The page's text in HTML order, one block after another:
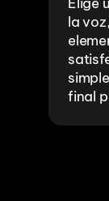
la
final